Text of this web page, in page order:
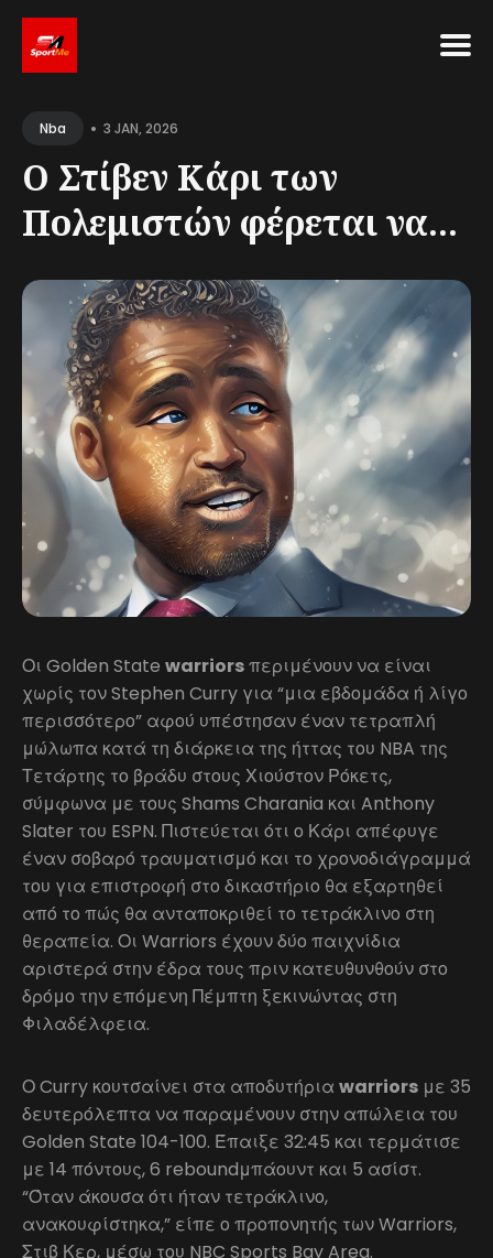
forNba • 3 JAN, 2026
Ο Στίβεν Κάρι των
Πολεμιστών φέρεται να...
Οι Golden State warriorsπεριμένουν να είναι
χωρίς τον Stephen Curry για “μια εβδομάδα ή λίγο
περισσότερο” αφού υπέστησαν έναν τετραπλή
μώλωπα κατά τη διάρκεια της ήττας του NBA της
Τετάρτης το βράδυ στους Χιούστον Ρόκετς,
σύμφωνα με τους Shams Charania και Anthony
Slater του ESPN. Πιστεύεται ότι ο Κάρι απέφυγε
έναν σοβαρό τραυματισμό και το χρονοδιάγραμμά
του για επιστροφή στο δικαστήριο θα εξαρτηθεί
από το πώς θα ανταποκριθεί το τετράκλινο στη
θεραπεία. Οι Warriors έχουν δύο παιχνίδια
αριστερά στην έδρα τους πριν κατευθυνθούν στο
δρόμο την επόμενη Πέμπτη ξεκινώντας στη
Φιλαδέλφεια.
Ο Curry κουτσαίνει στα αποδυτήρια warriors με 35
δευτερόλεπτα να παραμένουν στην απώλεια του
Golden State 104-100. Έπαιξε 32:45 και τερμάτισε
με 14 πόντους, 6 reboundμπάουντ και 5 ασίστ.
“Όταν άκουσα ότι ήταν τετράκλινο,
ανακουφίστηκα,” είπε ο προπονητής των Warriors,
Στιβ Κερ, μέσω του NBC Sports Bay Area.